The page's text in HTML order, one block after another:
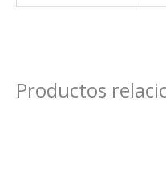
Productos